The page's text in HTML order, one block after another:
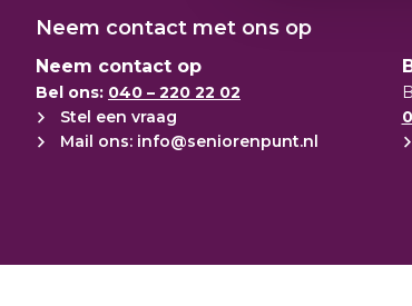
Bezoek Langer Thuis
Loop gerust eens binnen.
helpen u graag onder het
open op maandagochtend
Neem contact met ons op
Neem contact op
Bel ons: 040 – 220 22 02
Stel een vraag
Mail ons: info@seniorenpunt.nl